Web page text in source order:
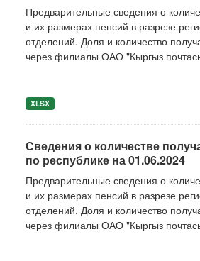
Предварительные сведения о
и их размерах пенсий в разрезе
отделений. Доля и количество
через филиалы ОАО "Кыргыз
XLSX
Сведения о количестве
по республике на 01.06.2024
Предварительные сведения о
и их размерах пенсий в разрезе
отделений. Доля и количество
через филиалы ОАО "Кыргыз